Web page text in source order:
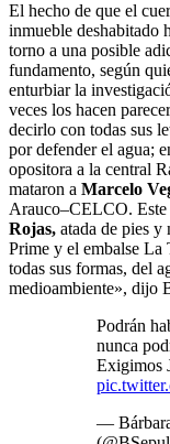
El hecho de que el
inmueble deshabitado
torno a una posible
fundamento, según
enturbiar la
veces los hacen
decirlo con todas sus
por defender el agua;
opositora a la central
mataron a Marcelo
Arauco–CELCO. Este
Rojas, atada de pies y
Prime y el embalse La
todas sus formas, del
medioambiente», dijo
Podrán
nunca
Exigimos
—